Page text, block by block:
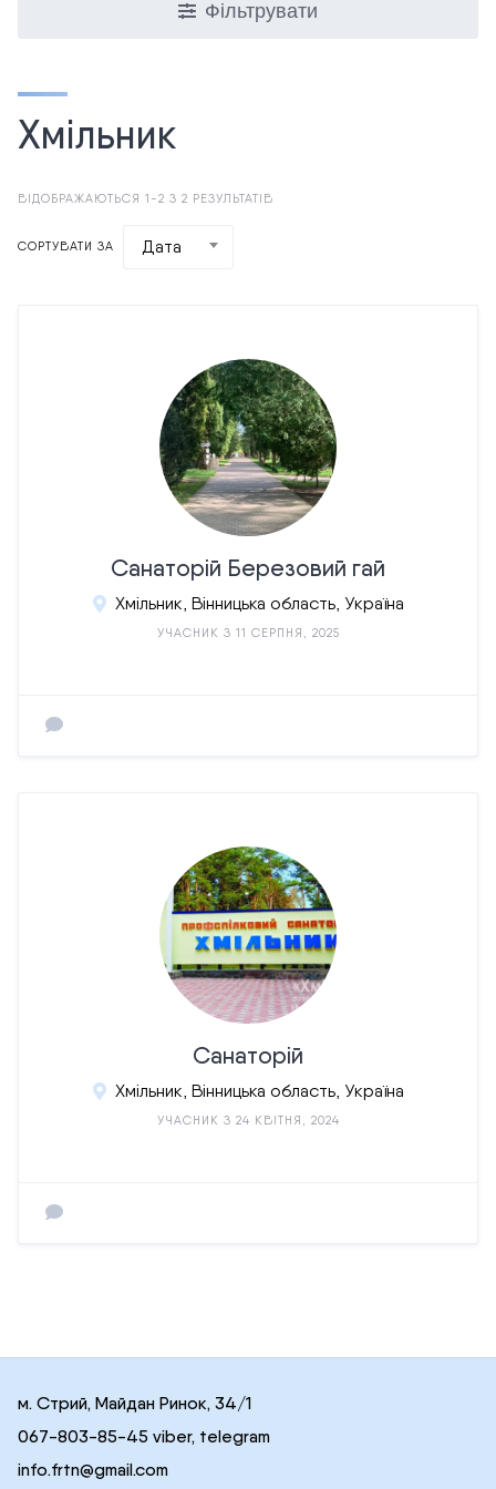
Фільтрувати
Хмільник
ВІДОБРАЖАЮТЬСЯ 1-2 З 2 РЕЗУЛЬТАТІВ
СОРТУВАТИ ЗА Дата
Санаторій Березовий гай
Хмільник, Вінницька область, Україна
УЧАСНИК З 11 СЕРПНЯ, 2025
Санаторій
Хмільник, Вінницька область, Україна
УЧАСНИК З 24 КВІТНЯ, 2024
м. Стрий, Майдан Ринок, 34/1
067-803-85-45 viber, telegram
info.frtn@gmail.com